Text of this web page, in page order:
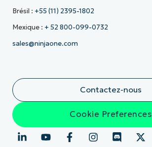
Brésil : +55 (11) 2395-1802
Mexique : + 52 800-099-0732
sales@ninjaone.com
Contactez-nous
Cookie Preferences